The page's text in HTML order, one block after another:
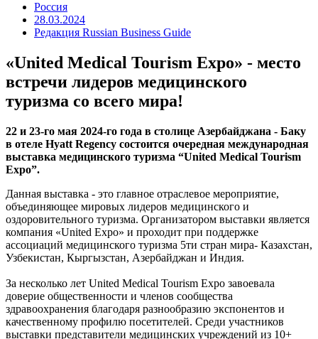
Россия
28.03.2024
Редакция Russian Business Guide
«United Medical Tourism Expo» - место
встречи лидеров медицинского
туризма со всего мира!
22 и 23-го мая 2024-го года в столице Азербайджана - Баку
в отеле Hyatt Regency состоится очередная международная
выставка медицинского туризма “United Medical Tourism
Expo”.
Данная выставка - это главное отраслевое мероприятие,
объединяющее мировых лидеров медицинского и
оздоровительного туризма. Организатором выставки является
компания «United Expo» и проходит при поддержке
ассоциаций медицинского туризма 5ти стран мира- Казахстан,
Узбекистан, Кыргызстан, Азербайджан и Индия.
За несколько лет United Medical Tourism Expo завоевала
доверие общественности и членов сообщества
здравоохранения благодаря разнообразию экспонентов и
качественному профилю посетителей. Среди участников
выставки представители медицинских учреждений из 10+